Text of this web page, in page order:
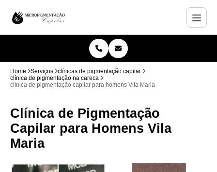
Home Serviços
clínicas de pigmentação capilar
clínica de pigmentação na careca
clínica de pigmentação capilar para homens Vila Maria
Clínica de Pigmentação
Capilar para Homens Vila
Maria